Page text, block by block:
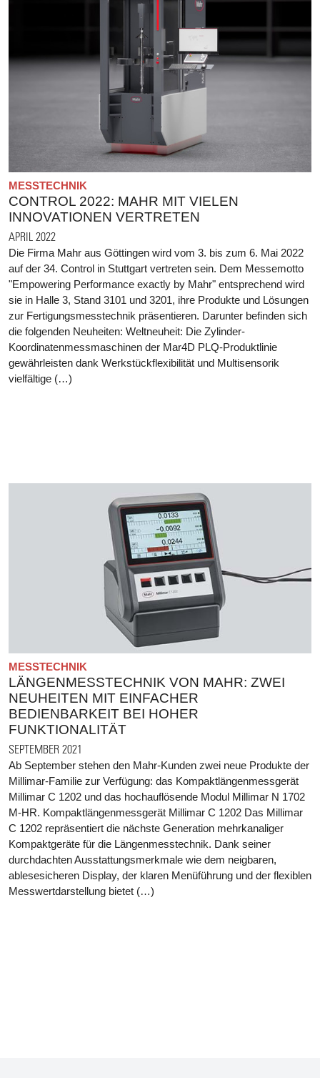
MESSTECHNIK
CONTROL 2022: MAHR MIT VIELEN
INNOVATIONEN VERTRETEN
APRIL 2022
Die Firma Mahr aus Göttingen wird vom 3. bis zum 6. Mai 2022
auf der 34. Control in Stuttgart vertreten sein. Dem Messemotto
"Empowering Performance exactly by Mahr" entsprechend wird
sie in Halle 3, Stand 3101 und 3201, ihre Produkte und Lösungen
zur Fertigungsmesstechnik präsentieren. Darunter befinden sich
die folgenden Neuheiten: Weltneuheit: Die Zylinder-
Koordinatenmessmaschinen der Mar4D PLQ-Produktlinie
gewährleisten dank Werkstückflexibilität und Multisensorik
vielfältige (…)
MESSTECHNIK
LÄNGENMESSTECHNIK VON MAHR: ZWEI
NEUHEITEN MIT EINFACHER
BEDIENBARKEIT BEI HOHER
FUNKTIONALITÄT
SEPTEMBER 2021
Ab September stehen den Mahr-Kunden zwei neue Produkte der
Millimar-Familie zur Verfügung: das Kompaktlängenmessgerät
Millimar C 1202 und das hochauflösende Modul Millimar N 1702
M-HR. Kompaktlängenmessgerät Millimar C 1202 Das Millimar
C 1202 repräsentiert die nächste Generation mehrkanaliger
Kompaktgeräte für die Längenmesstechnik. Dank seiner
durchdachten Ausstattungsmerkmale wie dem neigbaren,
ablesesicheren Display, der klaren Menüführung und der flexiblen
Messwertdarstellung bietet (…)